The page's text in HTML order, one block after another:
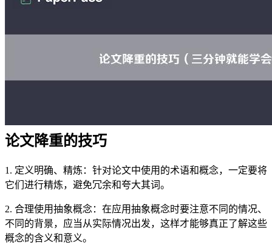
论文降重的技巧
1. 定义明确、精炼：针对论文中使用的术语和概念，一定要将
它们进行精炼，避免冗余和夸大其词。
2. 合理使用抽象概念：在应用抽象概念时要注意不同的情况、
不同的背景，应当从实际情况出发，这样才能够真正了解这些
概念的含义和意义。